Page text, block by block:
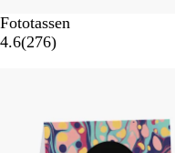
Fototassen
4.6(276)